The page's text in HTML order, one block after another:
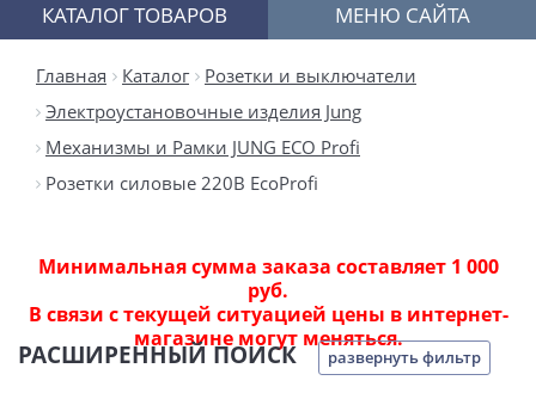
КАТАЛОГ ТОВАРОВ МЕНЮ САЙТА
Главная Каталог
Розетки и выключатели
Электроустановочные изделия Jung
Механизмы и Рамки JUNG ECO Profi
Розетки силовые 220В EcoProfi
Минимальная сумма заказа составляет 1 000
руб.
В связи с текущей ситуацией цены в интернет-
магазине могут меняться.
РАСШИРЕННЫЙ ПОИСК развернуть фильтр